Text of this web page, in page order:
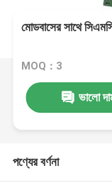
মোডবাসের সাথে
MOQ：3
ভালো
পণ্যের বর্ণনা